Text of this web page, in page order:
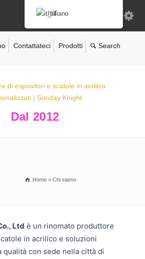
Contattateci Prodotti
Dal 2012
Home » Chi siamo
Ltd è un rinomato produttore
in acrilico e soluzioni
qualità con sede nella città di
Italiano